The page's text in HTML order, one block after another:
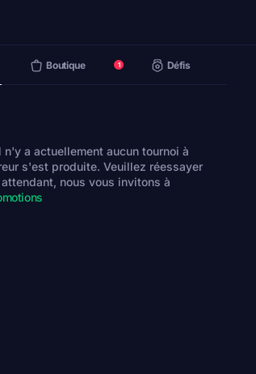
Boutique Défis
1
a actuellement aucun tournoi à
s'est produite. Veuillez réessayer
nous vous invitons à